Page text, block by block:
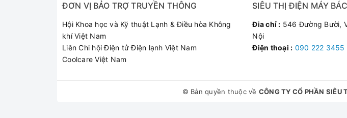
ĐƠN VỊ BẢO TRỢ TRUYỀN THÔNG
Hội Khoa học và Kỹ thuật Lạnh & Điều hòa Không
khí Việt Nam
Liên Chi hội Điện tử Điện lạnh Việt Nam
Coolcare Việt Nam
SIÊU THỊ ĐIỆN MÁY
Đia chỉ : 546 Đường Bười,
Nội
Điện thoại : 090 222 3455
© Bản quyền thuộc về CÔNG TY CỔ PHẦN SIÊU